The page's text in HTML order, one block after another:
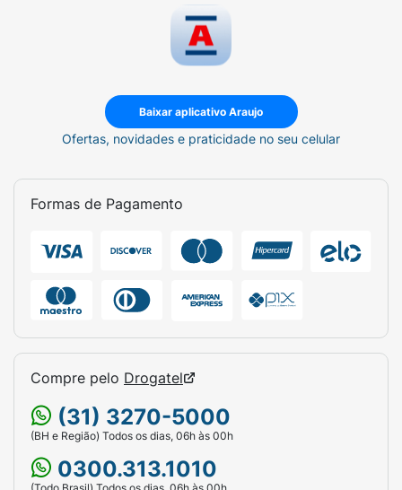
Baixar aplicativo Araujo
Ofertas, novidades e praticidade no seu celular
Formas de Pagamento
Compre pelo Drogatel
(31) 3270-5000
(BH e Região) Todos os dias, 06h às 00h
0300.313.1010